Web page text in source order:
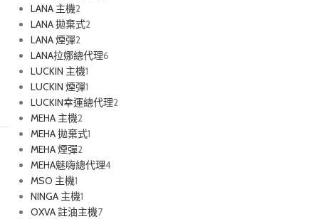
LANA 主機2
LANA 拋棄式2
LANA 煙彈2
LANA拉娜總代理6
LUCKIN 主機1
LUCKIN 煙彈1
LUCKIN幸運總代理2
MEHA 主機2
MEHA 拋棄式1
MEHA 煙彈2
MEHA魅嗨總代理4
MSO 主機1
NINGA 主機1
OXVA 註油主機7